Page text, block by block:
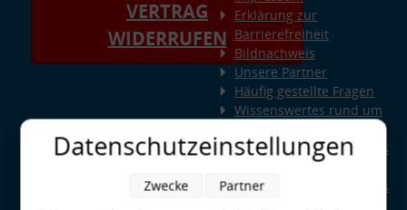
VERTRAG
WIDERRUFEN
Erklärung zur
Barrierefreiheit
Bildnachweis
Unsere Partner
Häufig gestellte Fragen
Wissenswertes rund um
Wissenswertes rund ums
Wissenswertes rund ums
Datenschutzeinstellungen
Zwecke Partner